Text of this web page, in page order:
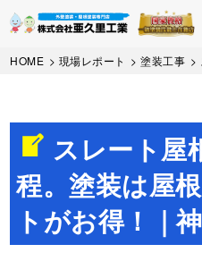
SkipHOME > 現場レポート >塗装工事 >
スレート屋
程。塗装は屋
トがお得！｜